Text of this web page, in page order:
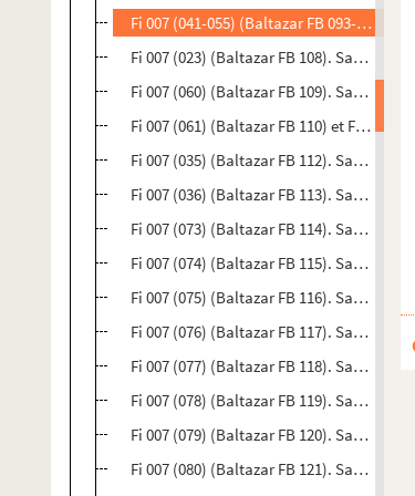
Fi 007 (041-055) (Baltazar FB 093-107).
Fi 007 (023) (Baltazar FB 108). Sans
Fi 007 (060) (Baltazar FB 109). Sans
Fi 007 (061) (Baltazar FB 110) et Fi 007
Fi 007 (035) (Baltazar FB 112). Sans titre.
Fi 007 (036) (Baltazar FB 113). Sans titre.
Fi 007 (073) (Baltazar FB 114). Sans titre.
Fi 007 (074) (Baltazar FB 115). Sans titre.
Fi 007 (075) (Baltazar FB 116). Sans titre.
Fi 007 (076) (Baltazar FB 117). Sans titre.
Fi 007 (077) (Baltazar FB 118). Sans titre.
Fi 007 (078) (Baltazar FB 119). Sans titre.
Fi 007 (079) (Baltazar FB 120). Sans titre.
Fi 007 (080) (Baltazar FB 121). Sans